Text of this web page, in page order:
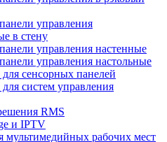
управления
в стену
управления настенные
управления настольные
сенсорных панелей
систем управления
RMS
и IPTV
мультимедийных рабочих мест